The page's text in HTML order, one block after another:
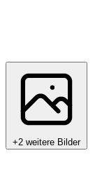
+2 weitere Bilder